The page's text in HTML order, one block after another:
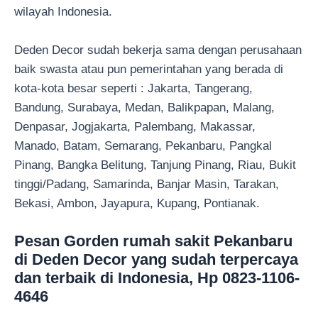
wilayah Indonesia.
Deden Decor sudah bekerja sama dengan perusahaan
baik swasta atau pun pemerintahan yang berada di
kota-kota besar seperti : Jakarta, Tangerang,
Bandung, Surabaya, Medan, Balikpapan, Malang,
Denpasar, Jogjakarta, Palembang, Makassar,
Manado, Batam, Semarang, Pekanbaru, Pangkal
Pinang, Bangka Belitung, Tanjung Pinang, Riau, Bukit
tinggi/Padang, Samarinda, Banjar Masin, Tarakan,
Bekasi, Ambon, Jayapura, Kupang, Pontianak.
Pesan Gorden rumah sakit Pekanbaru
di Deden Decor yang sudah terpercaya
dan terbaik di Indonesia, Hp 0823-1106-
4646